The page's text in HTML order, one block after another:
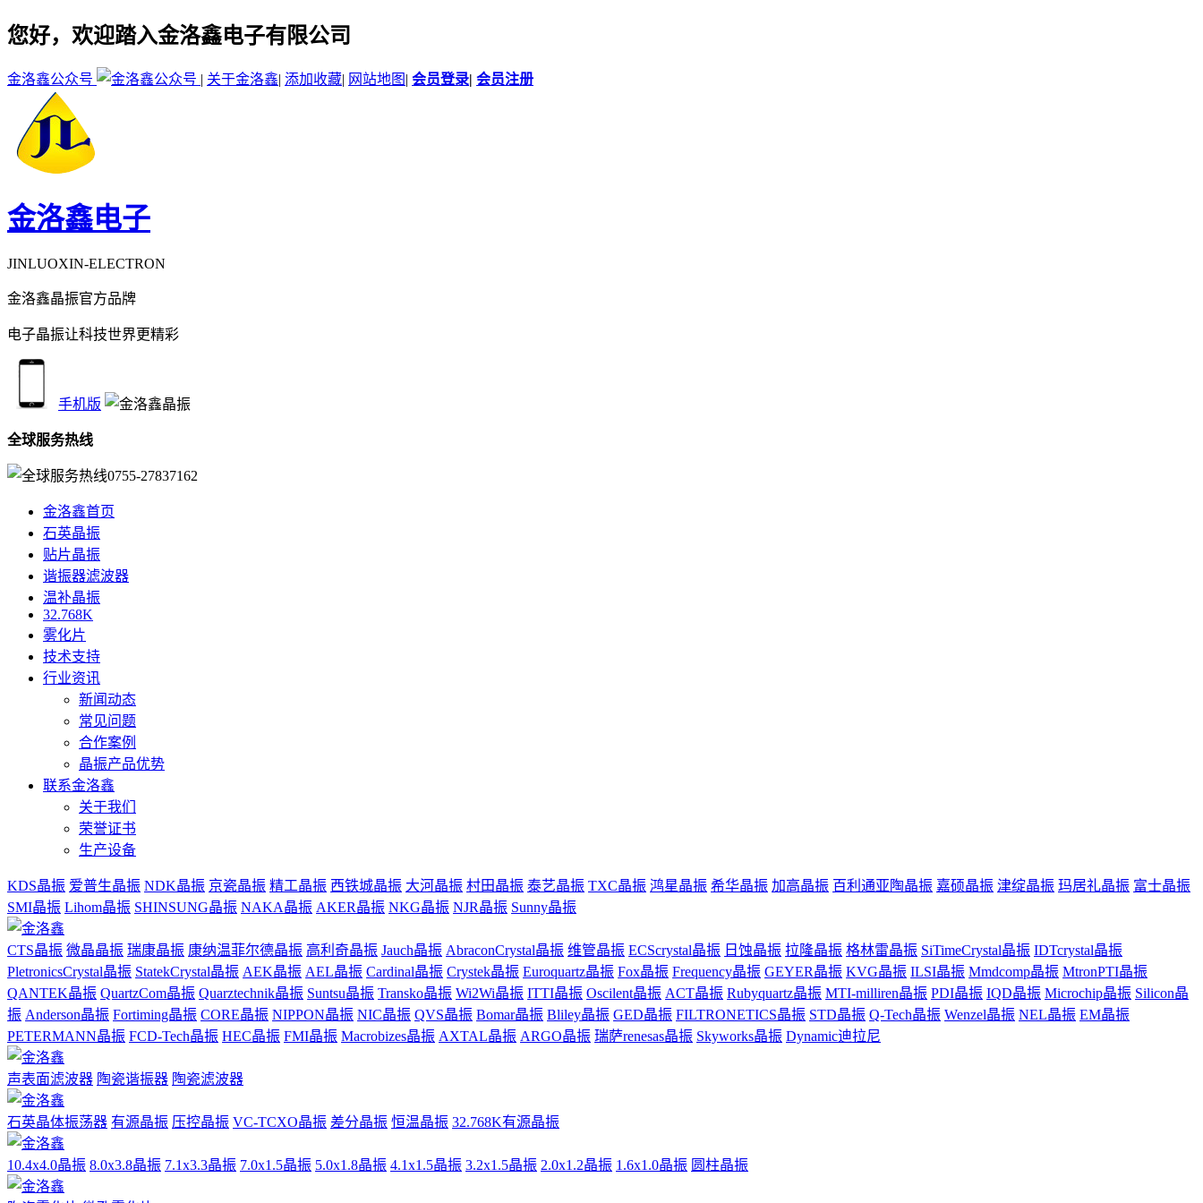
您好，欢迎踏入金洛鑫电子有限公司
金洛鑫公众号 | 关于金洛鑫| 添加收藏| 网站地图 | 会员登录| 会员注册
金洛鑫电子
JINLUOXIN-ELECTRON
金洛鑫晶振官方品牌
电子晶振让科技世界更精彩
手机版
全球服务热线
0755-27837162
金洛鑫首页
石英晶振
贴片晶振
谐振器滤波器
温补晶振
32.768K
雾化片
技术支持
行业资讯
新闻动态
常见问题
合作案例
晶振产品优势
联系金洛鑫
关于我们
荣誉证书
生产设备
KDS晶振 爱普生晶振 NDK晶振 京瓷晶振 精工晶振 西铁城晶振 大河晶振 村田晶振 泰艺晶振 TXC晶振 鸿星晶振 希华晶振 加高晶振 百利通亚陶晶振 嘉硕晶振 津绽晶振 玛居礼晶振 富士晶振
SMI晶振 Lihom晶振 SHINSUNG晶振 NAKA晶振 AKER晶振 NKG晶振 NJR晶振 Sunny晶振
CTS晶振 微晶晶振 瑞康晶振 康纳温菲尔德晶振 高利奇晶振 Jauch晶振 AbraconCrystal晶振 维管晶振 ECScrystal晶振 日蚀晶振 拉隆晶振 格林雷晶振 SiTimeCrystal晶振 IDTcrystal晶振
PletronicsCrystal晶振 StatekCrystal晶振 AEK晶振 AEL晶振 Cardinal晶振 Crystek晶振 Euroquartz晶振 Fox晶振 Frequency晶振 GEYER晶振 KVG晶振 ILSI晶振 Mmdcomp晶振 MtronPTI晶振
QANTEK晶振 QuartzCom晶振 Quarztechnik晶振 Suntsu晶振 Transko晶振 Wi2Wi晶振 ITTI晶振 Oscilent晶振 ACT晶振 Rubyquartz晶振 MTI-milliren晶振 PDI晶振 IQD晶振 Microchip晶振 Silicon晶
振 Anderson晶振 Fortiming晶振 CORE晶振 NIPPON晶振 NIC晶振 QVS晶振 Bomar晶振 Bliley晶振 GED晶振 FILTRONETICS晶振 STD晶振 Q-Tech晶振 Wenzel晶振 NEL晶振 EM晶振
PETERMANN晶振 FCD-Tech晶振 HEC晶振 FMI晶振 Macrobizes晶振 AXTAL晶振 ARGO晶振 瑞萨renesas晶振 Skyworks晶振 Dynamic迪拉尼
声表面滤波器 陶瓷谐振器 陶瓷滤波器
石英晶体振荡器 有源晶振 压控晶振 VC-TCXO晶振 差分晶振 恒温晶振 32.768K有源晶振
10.4x4.0晶振 8.0x3.8晶振 7.1x3.3晶振 7.0x1.5晶振 5.0x1.8晶振 4.1x1.5晶振 3.2x1.5晶振 2.0x1.2晶振 1.6x1.0晶振 圆柱晶振